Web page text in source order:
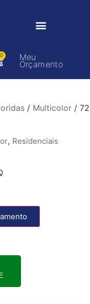
0 Meu
Orçamento
/ Multicolor /
, Residenciais